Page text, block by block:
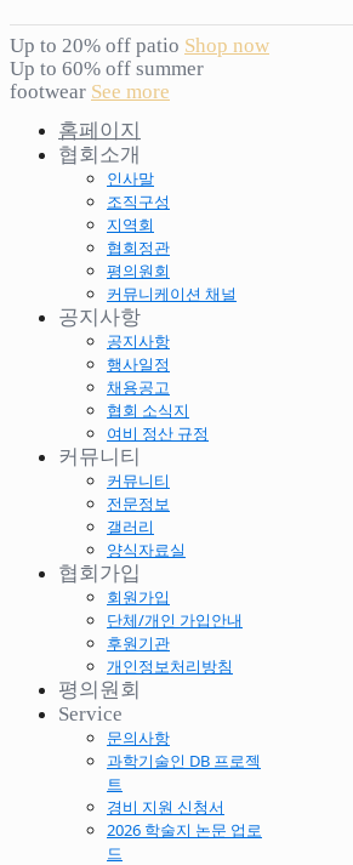
Up to 20% off patio Shop now
Up to 60% off summer
footwear See more
홈페이지
협회소개
인사말
조직구성
지역회
협회정관
평의원회
커뮤니케이션 채널
공지사항
공지사항
행사일정
채용공고
협회 소식지
여비 정산 규정
커뮤니티
커뮤니티
전문정보
갤러리
양식자료실
협회가입
회원가입
단체/개인 가입안내
후원기관
개인정보처리방침
평의원회
Service
문의사항
과학기술인 DB 프로젝
트
경비 지원 신청서
2026 학술지 논문 업로
드